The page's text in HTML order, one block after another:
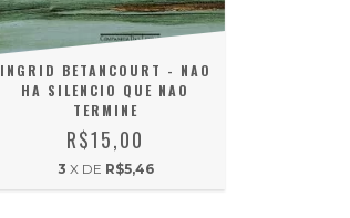
INGRID BETANCOURT - NAO
HA SILENCIO QUE NAO
TERMINE
R$15,00
3 X DE R$5,46